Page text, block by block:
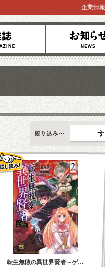
お知らせ
企業情報
すべて
転生無敗の異世界賢者～ゲ…